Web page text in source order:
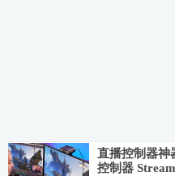
直播控制器神
控制器